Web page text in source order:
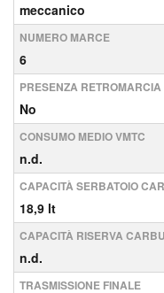
meccanico
NUMERO MARCE
6
PRESENZA RETROMARCIA
No
CONSUMO MEDIO VMTC
n.d.
CAPACITÀ SERBATOIO
18,9 lt
CAPACITÀ RISERVA
n.d.
TRASMISSIONE FINALE